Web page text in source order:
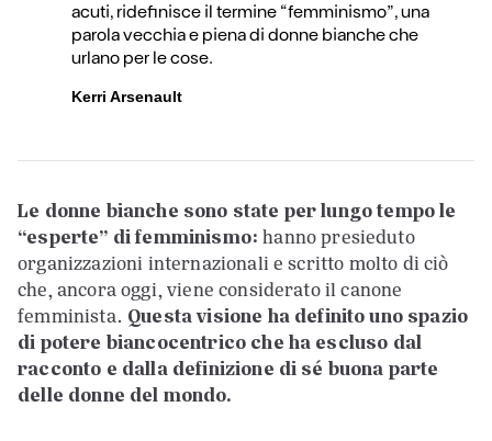
acuti, ridefinisce il termine “femminismo”, una
parola vecchia e piena di donne bianche che
urlano per le cose.
Kerri Arsenault
Le donne bianche sono state per lungo tempo le
“esperte” di femminismo: hanno presieduto
organizzazioni internazionali e scritto molto di ciò
che, ancora oggi, viene considerato il canone
femminista. Questa visione ha definito uno spazio
di potere biancocentrico che ha escluso dal
racconto e dalla definizione di sé buona parte
delle donne del mondo.